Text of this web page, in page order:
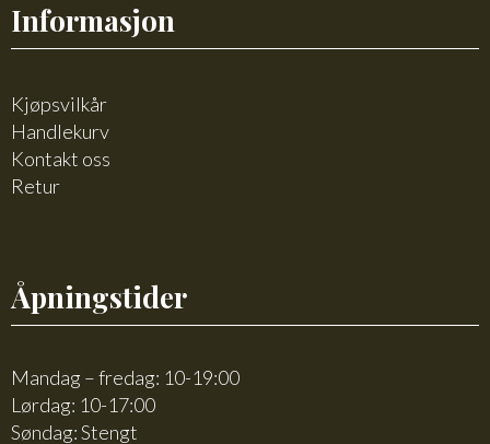
Informasjon
Kjøpsvilkår
Handlekurv
Kontakt oss
Retur
Åpningstider
Mandag – fredag: 10-19:00
Lørdag: 10-17:00
Søndag: Stengt